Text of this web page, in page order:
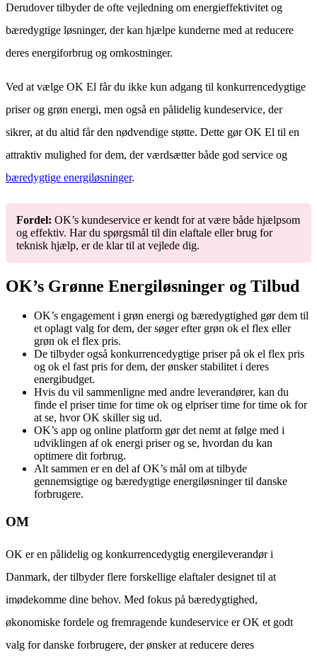
Derudover tilbyder de ofte vejledning om energieffektivitet og
bæredygtige løsninger, der kan hjælpe kunderne med at reducere
deres energiforbrug og omkostninger.
Ved at vælge OK El får du ikke kun adgang til konkurrencedygtige
priser og grøn energi, men også en pålidelig kundeservice, der
sikrer, at du altid får den nødvendige støtte. Dette gør OK El til en
attraktiv mulighed for dem, der værdsætter både god service og
bæredygtige energiløsninger.
Fordel: OK’s kundeservice er kendt for at være både hjælpsom
og effektiv. Har du spørgsmål til din elaftale eller brug for
teknisk hjælp, er de klar til at vejlede dig.
OK’s Grønne Energiløsninger og Tilbud
OK’s engagement i grøn energi og bæredygtighed gør dem til
et oplagt valg for dem, der søger efter grøn ok el flex eller
grøn ok el flex pris.
De tilbyder også konkurrencedygtige priser på ok el flex pris
og ok el fast pris for dem, der ønsker stabilitet i deres
energibudget.
Hvis du vil sammenligne med andre leverandører, kan du
finde el priser time for time ok og elpriser time for time ok for
at se, hvor OK skiller sig ud.
OK’s app og online platform gør det nemt at følge med i
udviklingen af ok energi priser og se, hvordan du kan
optimere dit forbrug.
Alt sammen er en del af OK’s mål om at tilbyde
gennemsigtige og bæredygtige energiløsninger til danske
forbrugere.
OM
OK er en pålidelig og konkurrencedygtig energileverandør i
Danmark, der tilbyder flere forskellige elaftaler designet til at
imødekomme dine behov. Med fokus på bæredygtighed,
økonomiske fordele og fremragende kundeservice er OK et godt
valg for danske forbrugere, der ønsker at reducere deres